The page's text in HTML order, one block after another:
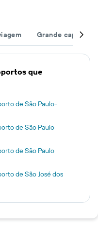
Grande
que
de São Paulo-
de São Paulo
de São Paulo
de São José dos